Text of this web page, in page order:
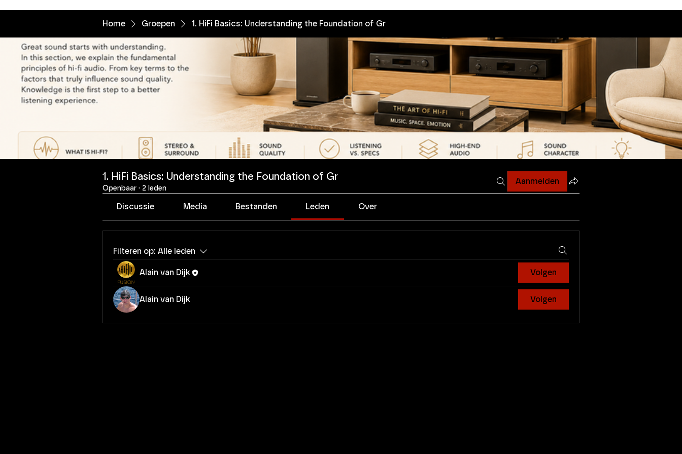
Home Groepen 1. HiFi Basics: Understanding the Foundation of Gr
1. HiFi Basics: Understanding the Foundation of Gr
Openbaar · 2 leden
Aanmelden
Discussie Media Bestanden Leden Over
Filteren op: Alle leden
Alain van Dijk Volgen
Alain van Dijk Volgen